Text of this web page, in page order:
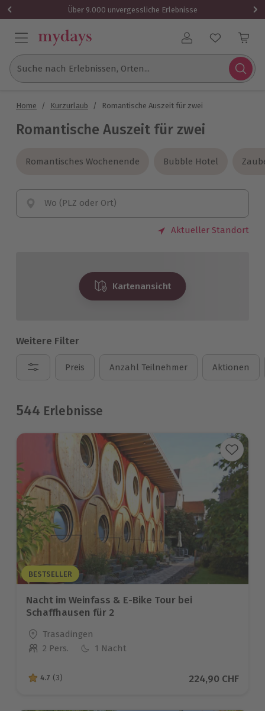
Über 9.000 unvergessliche Erlebnisse
Benutzerkonto
Suche nach Erlebnissen, Orten...
Home / Kurzurlaub / Romantische Auszeit für zwei
Romantische Auszeit für zwei
Romantisches Wochenende
Romantisches Wochenende Bubble Hotel
Bubble Hotel
Wo (PLZ oder Ort)
Aktueller Standort
Kartenansicht
Weitere Filter
Preis Anzahl Teilnehmer Aktionen
544 Erlebnisse
BESTSELLER
Nacht im Weinfass & E-Bike Tour bei
Schaffhausen für 2
Standort
Trasadingen
Anzahl der Teilnehmer
2 Pers. 1 Nacht
4.7 von 5 Sternen basierend auf 3 Bewertungen
4.7 (3) Aktueller Preis
224,90 CHF